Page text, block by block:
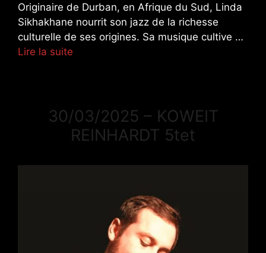
Originaire de Durban, en Afrique du Sud, Linda
Sikhakhane nourrit son jazz de la richesse
culturelle de ses origines. Sa musique cultive …
Lire la suite
30/03/2025 – KOWEIT
REINHARDT 5tet